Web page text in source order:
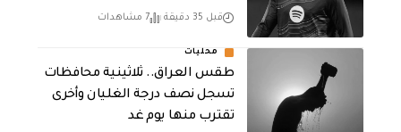
قبل 35 دقيقة 7 مشاهدات
محليات
طقس العراق.. ثلاثينية محافظات
تسجل نصف درجة الغليان وأخرى
تقترب منها يوم غد